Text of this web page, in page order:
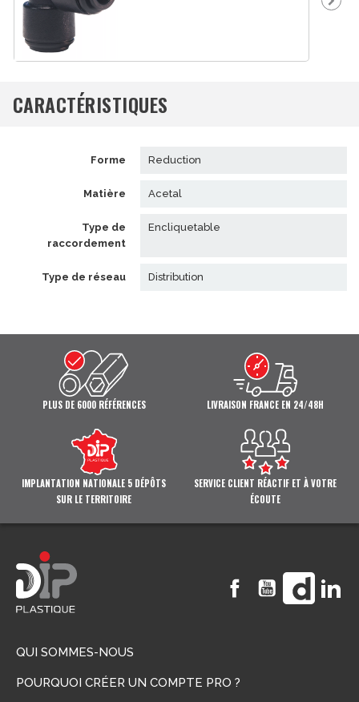
CARACTÉRISTIQUES
forme reduction
matière acetal
type de
raccordement
encliquetable
type de réseau distribution
PLUS DE 6000 RÉFÉRENCES LIVRAISON FRANCE EN 24/48H
IMPLANTATION NATIONALE 5 DÉPÔTS
SUR LE TERRITOIRE
SERVICE CLIENT RÉACTIF ET À VOTRE
ÉCOUTE
FacebookYouTubeVimeo
QUI SOMMES-NOUS
POURQUOI CRÉER UN COMPTE PRO ?